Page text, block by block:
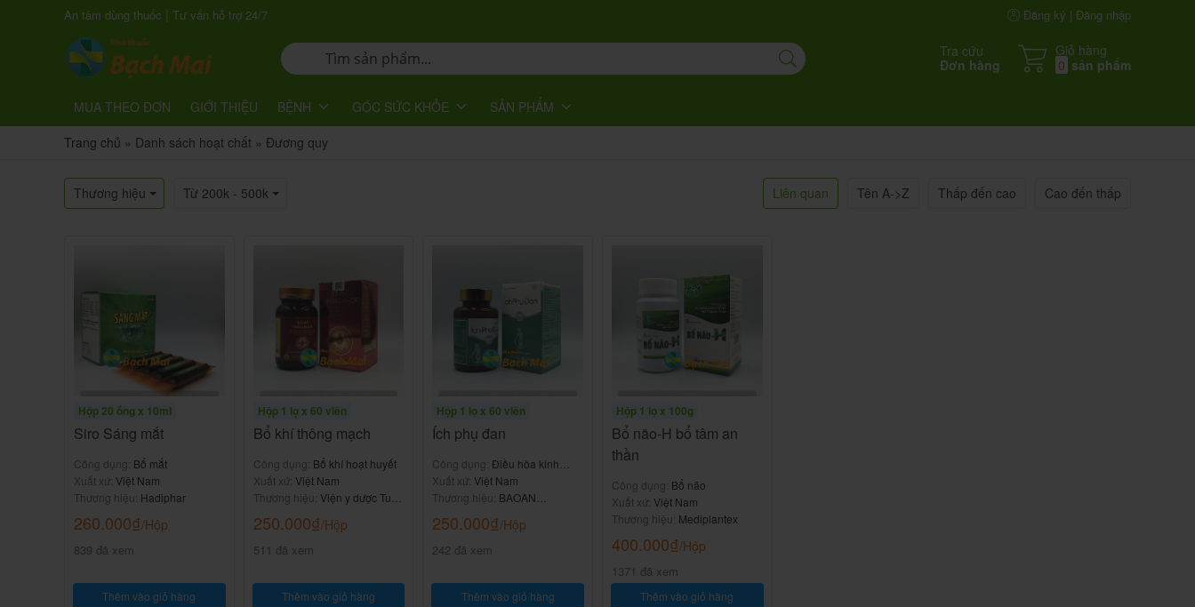
An tâm dùng thuốc | Tư vấn hỗ trợ 24/7 Đăng ký | Đăng nhập
Tra cứu
Đơn hàng
Giỏ hàng
0 sản phẩm
MUA THEO ĐƠN GIỚI THIỆU BỆNH GÓC SỨC KHỎE
SẢN PHẨM
Trang chủ » Danh sách hoạt chất » Đương quy
Thương hiệu Từ 200k - 500k Liên quan Tên A->Z Thấp đến cao Cao đến thấp
Hộp 20 ống x 10ml
Siro Sáng mắt
Công dụng: Bổ mắt
Xuất xứ: Việt Nam
Thương hiệu: Hadiphar
260.000₫/Hộp
839 đã xem
Thêm vào giỏ hàng
Hộp 1 lọ x 60 viên
Bổ khí thông mạch
Công dụng: Bổ khí hoạt huyết
Xuất xứ: Việt Nam
Thương hiệu: Viện y dược Tuệ
250.000₫/Hộp
511 đã xem
Thêm vào giỏ hàng
Hộp 1 lọ x 60 viên
Ích phụ đan
Công dụng: Điều hòa kinh
nguyệt
Xuất xứ: Việt Nam
Thương hiệu: BAOAN
250.000₫/Hộp
242 đã xem
Thêm vào giỏ hàng
Hộp 1 lọ x 100g
Bổ não-H bổ tâm an
thần
Công dụng: Bổ não
Xuất xứ: Việt Nam
Thương hiệu: Mediplantex
400.000₫/Hộp
1371 đã xem
Thêm vào giỏ hàng